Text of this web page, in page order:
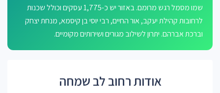
שמו מסמל רגש מרומם. באזור יש כ-1,775 עסקים וכולל שכנות
לרחובות קהילת יעקב, אור החיים, רבי יוסי בן קיסמא, מנחת יצחק
וברכת אברהם. יתרון לשילוב מגורים ושירותים מקומיים.
אודות רחוב לב שמחה